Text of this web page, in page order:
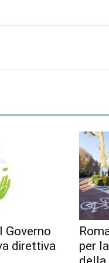
Governo
direttiva
per